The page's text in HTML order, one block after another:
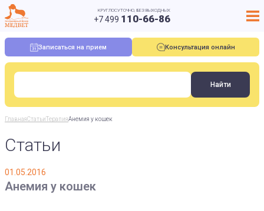
КРУГЛОСУТОЧНО, БЕЗ ВЫХОДНЫХ
+7 499 110-66-86
Записаться на прием Консультация онлайн
ГлавнаяСтатьиТерапияАнемия у кошек
Статьи
01.05.2016
Анемия у кошек